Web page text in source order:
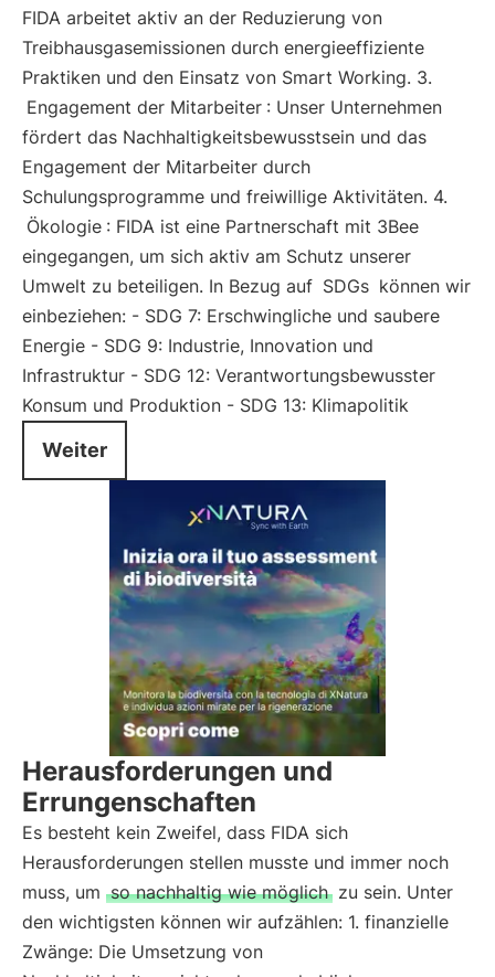
FIDA arbeitet aktiv an der Reduzierung von
Treibhausgasemissionen durch energieeffiziente
Praktiken und den Einsatz von Smart Working. 3.
Engagement der Mitarbeiter : Unser Unternehmen
fördert das Nachhaltigkeitsbewusstsein und das
Engagement der Mitarbeiter durch
Schulungsprogramme und freiwillige Aktivitäten. 4.
Ökologie : FIDA ist eine Partnerschaft mit 3Bee
eingegangen, um sich aktiv am Schutz unserer
Umwelt zu beteiligen. In Bezug auf SDGs können wir
einbeziehen: - SDG 7: Erschwingliche und saubere
Energie - SDG 9: Industrie, Innovation und
Infrastruktur - SDG 12: Verantwortungsbewusster
Konsum und Produktion - SDG 13: Klimapolitik
Weiter
Herausforderungen und
Errungenschaften
Es besteht kein Zweifel, dass FIDA sich
Herausforderungen stellen musste und immer noch
muss, um so nachhaltig wie möglich zu sein. Unter
den wichtigsten können wir aufzählen: 1. finanzielle
Zwänge: Die Umsetzung von